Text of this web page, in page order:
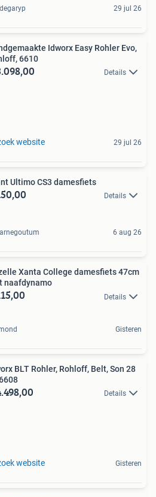
29 jul 26
Idworx Easy Rohler Evo,
6610
Details
website 29 jul 26
Ultimo CS3 damesfiets
Details
6 aug 26
Xanta College damesfiets 47cm
naafdynamo
Details
Gisteren
BLT Rohler, Rohloff, Belt, Son 28
Details
website Gisteren